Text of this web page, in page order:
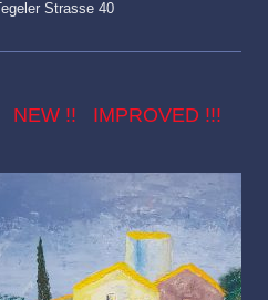
Tegeler Strasse 40
NEW !! IMPROVED !!!